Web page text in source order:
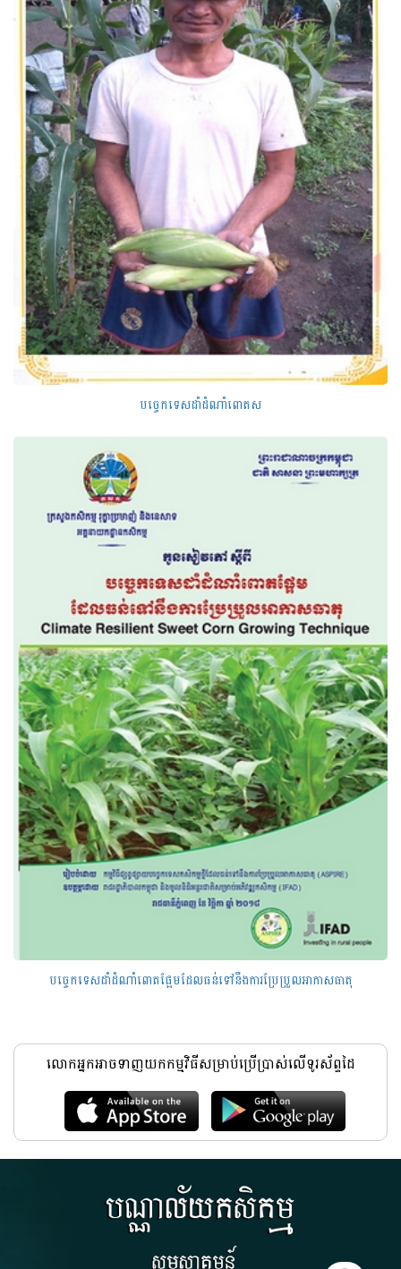
បច្ចេកទេសដាំដំណាំពោតស
បច្ចេកទេសដាំដំណាំពោតផ្អែមដែលធន់ទៅនឹងការប្រែប្រួលអាកាសធាតុ
លោកអ្នកអាចទាញយកកម្មវិធីសម្រាប់ប្រើប្រាស់លើទូរស័ព្ទដៃ